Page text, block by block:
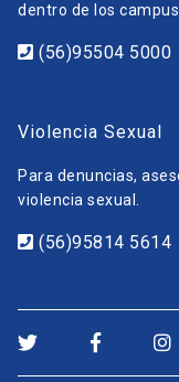
dentro de los campus.
(56)95504 5000
Violencia Sexual
Para denuncias,
violencia sexual.
(56)95814 5614